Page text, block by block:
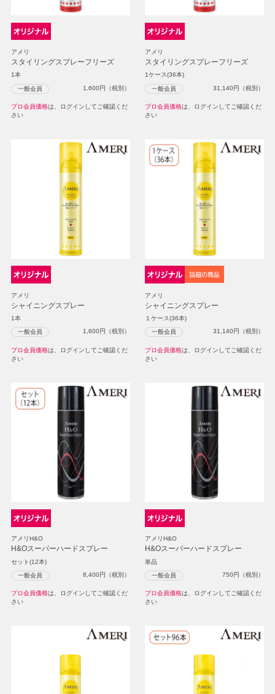
アメリ
スタイリングスプレーフリーズ
1本
一般会員 1,600円（税別）
プロ会員価格は、ログインしてご確認くだ
さい
アメリ
スタイリングスプレーフリーズ
1ケース(36本)
一般会員 31,140円（税別）
プロ会員価格は、ログインしてご確認くだ
さい
アメリ
シャイニングスプレー
1本
一般会員 1,600円（税別）
プロ会員価格は、ログインしてご確認くだ
さい
アメリ
シャイニングスプレー
１ケース(36本)
一般会員 31,140円（税別）
プロ会員価格は、ログインしてご確認くだ
さい
アメリH&O
H&Oスーパーハードスプレー
セット(12本)
一般会員 8,400円（税別）
プロ会員価格は、ログインしてご確認くだ
さい
アメリH&O
H&Oスーパーハードスプレー
単品
一般会員 750円（税別）
プロ会員価格は、ログインしてご確認くだ
さい